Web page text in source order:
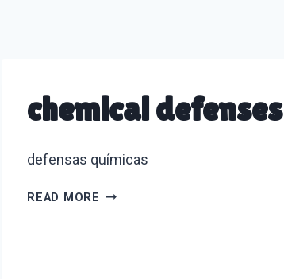
chemical defenses
defensas químicas
READ MORE CHEMICAL